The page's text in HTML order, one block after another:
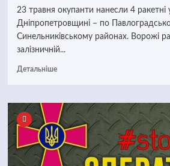
23 травня окупанти нанесли 4 ракетні
Дніпропетровщині – по
Синельниківському районах. Ворожі
залізничній...
Детальніше